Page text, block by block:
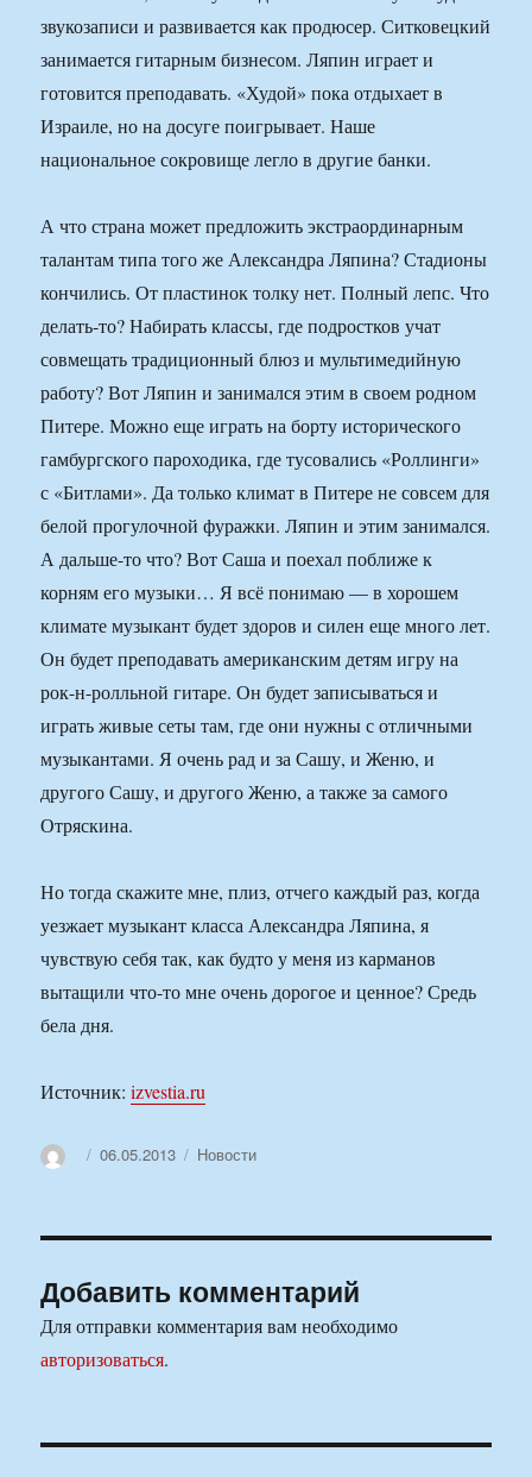
звукозаписи и развивается как продюсер. Ситковецкий
занимается гитарным бизнесом. Ляпин играет и
готовится преподавать. «Худой» пока отдыхает в
Израиле, но на досуге поигрывает. Наше
национальное сокровище легло в другие банки.
А что страна может предложить экстраординарным
талантам типа того же Александра Ляпина? Стадионы
кончились. От пластинок толку нет. Полный лепс. Что
делать-то? Набирать классы, где подростков учат
совмещать традиционный блюз и мультимедийную
работу? Вот Ляпин и занимался этим в своем родном
Питере. Можно еще играть на борту исторического
гамбургского пароходика, где тусовались «Роллинги»
с «Битлами». Да только климат в Питере не совсем для
белой прогулочной фуражки. Ляпин и этим занимался.
А дальше-то что? Вот Саша и поехал поближе к
корням его музыки… Я всё понимаю — в хорошем
климате музыкант будет здоров и силен еще много лет.
Он будет преподавать американским детям игру на
рок-н-ролльной гитаре. Он будет записываться и
играть живые сеты там, где они нужны с отличными
музыкантами. Я очень рад и за Сашу, и Женю, и
другого Сашу, и другого Женю, а также за самого
Отряскина.
Но тогда скажите мне, плиз, отчего каждый раз, когда
уезжает музыкант класса Александра Ляпина, я
чувствую себя так, как будто у меня из карманов
вытащили что-то мне очень дорогое и ценное? Средь
бела дня.
Источник:izvestia.ru
АвторОпубликовано
06.05.2013 Рубрики
Новости
Добавить комментарий
Для отправки комментария вам необходимо
авторизоваться.